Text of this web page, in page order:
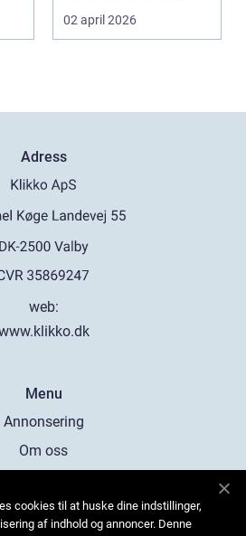
skjuta upp service ...
02 april 2026
Adress
web:
Menu
Annonsering
Om oss
Kontakta oss
cookies til at huske dine indstillinger,
af indhold og annoncer. Denne